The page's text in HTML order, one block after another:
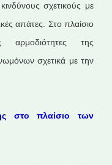
σχετικούς με
απάτες. Στο πλαίσιο
της
σχετικά με την
στο πλαίσιο των